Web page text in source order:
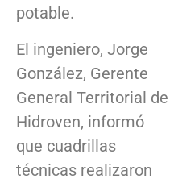
potable.
El ingeniero, Jorge
González, Gerente
General Territorial de
Hidroven, informó
que cuadrillas
técnicas realizaron